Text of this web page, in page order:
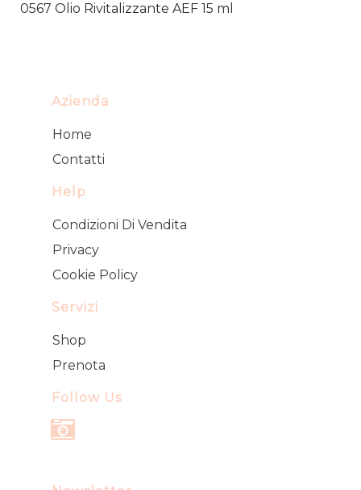
0567 Olio Rivitalizzante AEF 15 ml
Azienda
Home
Contatti
Help
Condizioni Di Vendita
Privacy
Cookie Policy
Servizi
Shop
Prenota
Follow Us